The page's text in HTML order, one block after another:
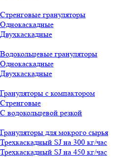
Стренговые грануляторы
Однокаскадные
Двухкаскадные
Водокольцевые грануляторы
Однокаскадные
Двухкаскадные
Грануляторы с компактором
Стренговые
С водокольцевой резкой
Грануляторы для мокрого сырья
Трехкаскадный SJ на 300 кг/час
Трехкаскадный SJ на 450 кг/час